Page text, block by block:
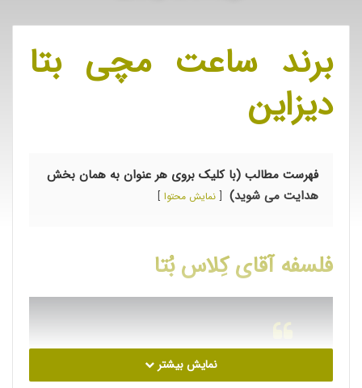
برند ساعت مچی بتا
دیزاین
فهرست مطالب (با کلیک بروی هر عنوان به همان بخش
هدایت می شوید)
نمایش محتوا
فلسفه آقای کِلاس بُتا
پیچیده سازی بسیار ساده است –
نمایش بیشتر